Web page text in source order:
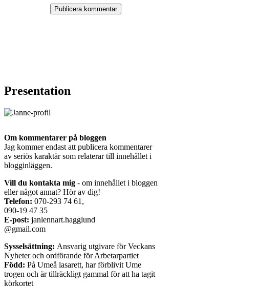
Presentation
Om kommentarer på bloggen
Jag kommer endast att publicera kommentarer
av seriös karaktär som relaterar till innehållet i
blogginläggen.
Vill du kontakta mig - om innehållet i bloggen
eller något annat? Hör av dig!
Telefon: 070-293 74 61,
090-19 47 35
E-post: janlennart.hagglund
@gmail.com
Sysselsättning: Ansvarig utgivare för Veckans
Nyheter och ordförande för Arbetarpartiet
Född: På Umeå lasarett, har förblivit Ume
trogen och är tillräckligt gammal för att ha tagit
körkortet